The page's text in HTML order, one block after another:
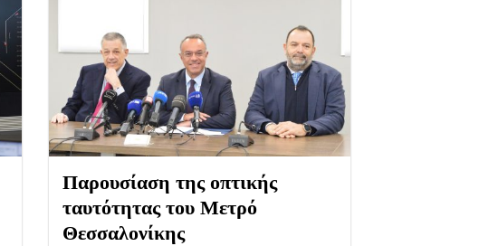
Παρουσίαση της οπτικής
ταυτότητας του Μετρό
Θεσσαλονίκης